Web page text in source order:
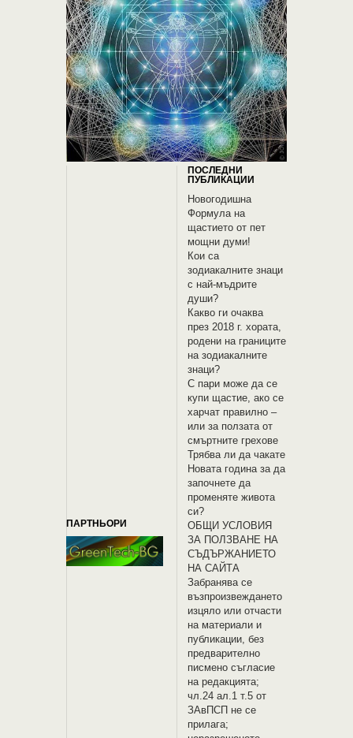
ПОСЛЕДНИ
ПУБЛИКАЦИИ
Новогодишна
Формула на
щастието от пет
мощни думи!
Кои са
зодиакалните знаци
с най-мъдрите
души?
Какво ги очаква
през 2018 г. хората,
родени на границите
на зодиакалните
знаци?
С пари може да се
купи щастие, ако се
харчат правилно –
или за ползата от
смъртните грехове
Трябва ли да чакате
Новата година за да
започнете да
променяте живота
си?
ПАРТНЬОРИ
OБЩИ УСЛОВИЯ
ЗА ПОЛЗВАНЕ НА
СЪДЪРЖАНИЕТО
НА САЙТА
Забранява се
възпроизвеждането
изцяло или отчасти
на материали и
публикации, без
предварително
писмено съгласие
на редакцията;
чл.24 ал.1 т.5 от
ЗАвПСП не се
прилага;